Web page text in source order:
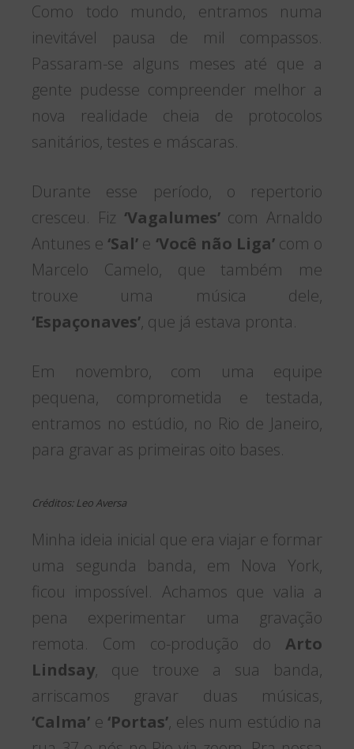
Como todo mundo, entramos numa
inevitável pausa de mil compassos.
Passaram-se alguns meses até que a
gente pudesse compreender melhor a
nova realidade cheia de protocolos
sanitários, testes e máscaras.
Durante esse período, o repertorio
cresceu. Fiz ‘Vagalumes’com Arnaldo
Antunes e ‘Sal’ e ‘Você não Liga’com o
Marcelo Camelo, que também me
trouxe uma música dele,
‘Espaçonaves’, que já estava pronta.
Em novembro, com uma equipe
pequena, comprometida e testada,
entramos no estúdio, no Rio de Janeiro,
para gravar as primeiras oito bases.
Créditos: Leo Aversa
Minha ideia inicial que era viajar e formar
uma segunda banda, em Nova York,
ficou impossível. Achamos que valia a
pena experimentar uma gravação
remota. Com co-produção do Arto
Lindsay, que trouxe a sua banda,
arriscamos gravar duas músicas,
‘Calma’ e ‘Portas’, eles num estúdio na